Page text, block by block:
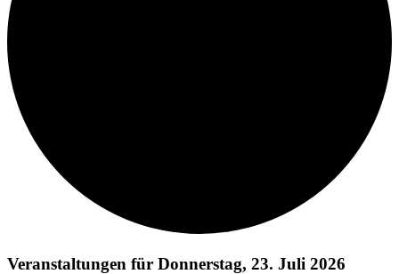
Veranstaltungen für Donnerstag, 23. Juli 2026